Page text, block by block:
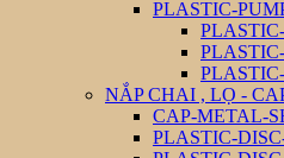
PLASTIC-
NẮP CHAI , LỌ -
CAP-METAL-
PLASTIC-